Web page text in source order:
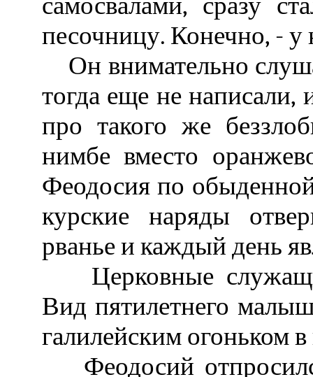
песочницу. Конечно, - у
Он внимательно
тогда еще не написали,
про такого же
нимбе вместо
Феодосия по
курские наряды
рванье и каждый день
Церковные
Вид пятилетнего
галилейским огоньком
Феодосий